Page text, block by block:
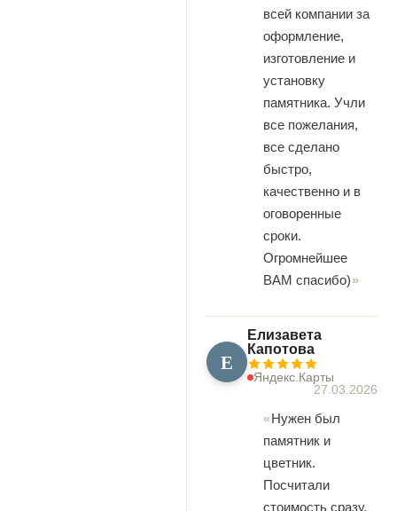
всей компании за
оформление,
изготовление и
установку
памятника. Учли
все пожелания,
все сделано
быстро,
качественно и в
оговоренные
сроки.
Огромнейшее
ВАМ спасибо)
Е
Елизавета
Капотова
Яндекс.Карты
27.03.2026
Нужен был
памятник и
цветник.
Посчитали
стоимость сразу,